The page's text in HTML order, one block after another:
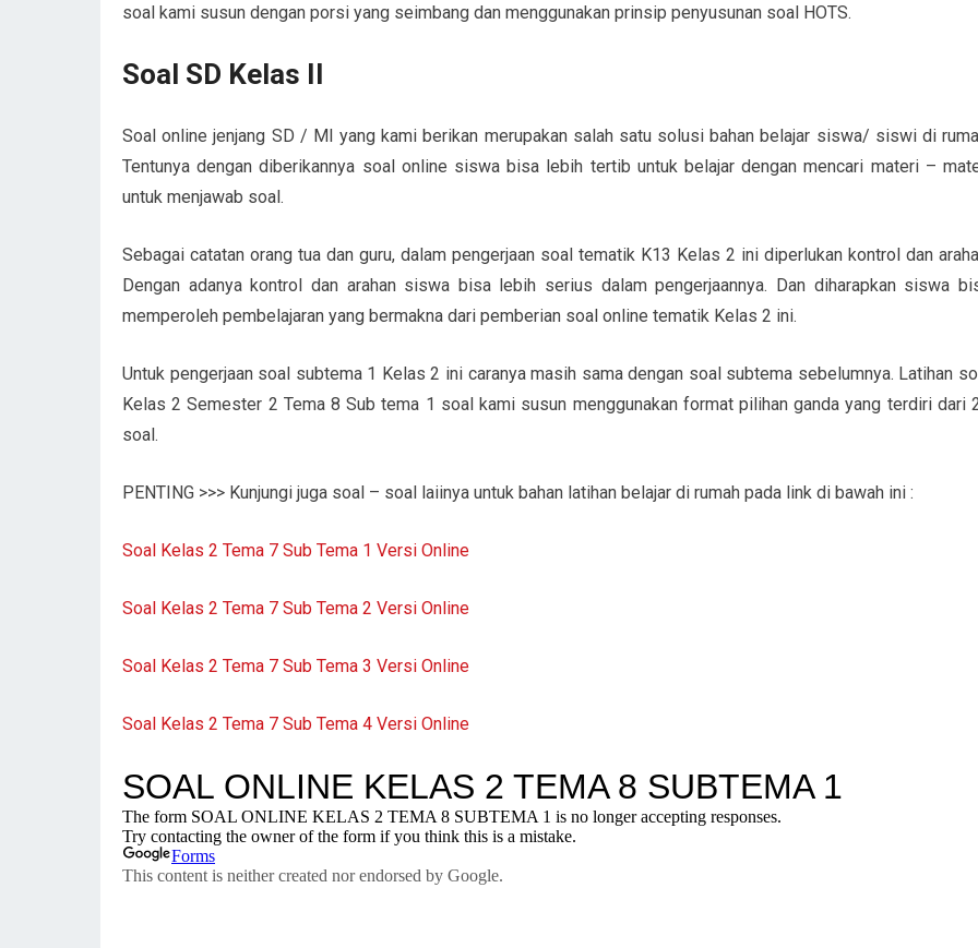
soal kami susun dengan porsi yang seimbang dan menggunakan prinsip penyusunan soal HOTS.
Soal SD Kelas II
Soal online jenjang SD / MI yang kami berikan merupakan salah satu solusi bahan belajar siswa/ siswi di
Tentunya dengan diberikannya soal online siswa bisa lebih tertib untuk belajar dengan mencari materi –
untuk menjawab soal.
Sebagai catatan orang tua dan guru, dalam pengerjaan soal tematik K13 Kelas 2 ini diperlukan kontrol dan
Dengan adanya kontrol dan arahan siswa bisa lebih serius dalam pengerjaannya. Dan diharapkan siswa
memperoleh pembelajaran yang bermakna dari pemberian soal online tematik Kelas 2 ini.
Untuk pengerjaan soal subtema 1 Kelas 2 ini caranya masih sama dengan soal subtema sebelumnya. Latihan
Kelas 2 Semester 2 Tema 8 Sub tema 1 soal kami susun menggunakan format pilihan ganda yang terdiri dari
soal.
PENTING >>> Kunjungi juga soal – soal laiinya untuk bahan latihan belajar di rumah pada link di bawah ini :
Soal Kelas 2 Tema 7 Sub Tema 1 Versi Online
Soal Kelas 2 Tema 7 Sub Tema 2 Versi Online
Soal Kelas 2 Tema 7 Sub Tema 3 Versi Online
Soal Kelas 2 Tema 7 Sub Tema 4 Versi Online